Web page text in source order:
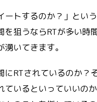
ートするのか？」とい
を狙うならRTが多い時
いてきます。
にRTされているのか？
ているといっていいの